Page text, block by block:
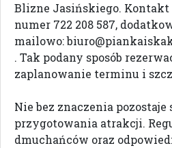
Blizne Jasińskiego. Kontakt
numer 722 208 587,
mailowo:
. Tak podany sposób
zaplanowanie terminu i
Nie bez znaczenia pozostaje
przygotowania atrakcji.
dmuchańców oraz